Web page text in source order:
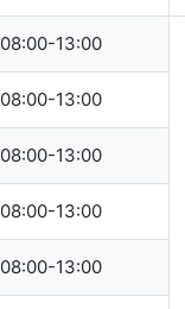
08:00-13:00
08:00-13:00
08:00-13:00
08:00-13:00
08:00-13:00